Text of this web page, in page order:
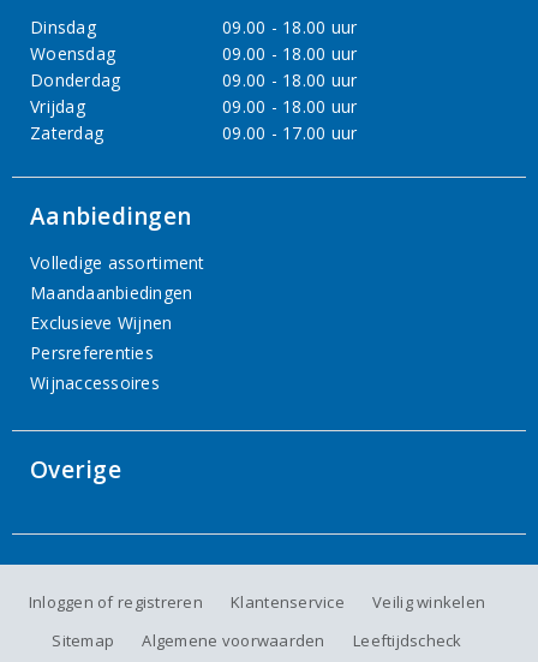
Dinsdag
09.00 - 18.00 uur
Woensdag
09.00 - 18.00 uur
Donderdag
09.00 - 18.00 uur
Vrijdag
09.00 - 18.00 uur
Zaterdag
09.00 - 17.00 uur
Aanbiedingen
Volledige assortiment
Maandaanbiedingen
Exclusieve Wijnen
Persreferenties
Wijnaccessoires
Overige
Inloggen of registreren Klantenservice
Veilig winkelen
Sitemap
Algemene voorwaarden Leeftijdscheck